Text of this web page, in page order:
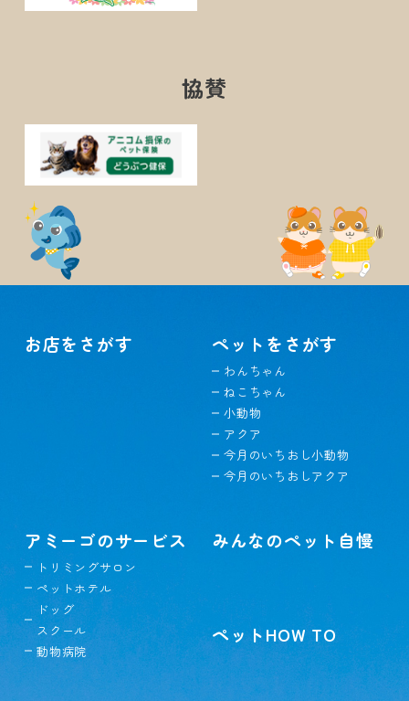
協賛
お店をさがす ペットをさがす
わんちゃん
ねこちゃん
小動物
アクア
今月のいちおし小動物
今月のいちおしアクア
アミーゴのサービス
トリミングサロン
ペットホテル
ドッグ
スクール
動物病院
みんなのペット自慢
ペットHOW TO